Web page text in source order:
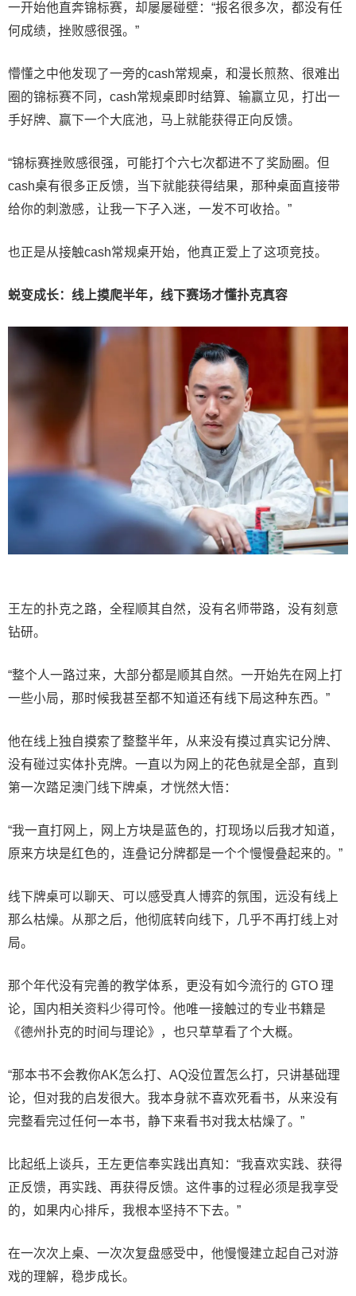
一开始他直奔锦标赛，却屡屡碰壁：“报名很多次，都没有任
何成绩，挫败感很强。”
懵懂之中他发现了一旁的cash常规桌，和漫长煎熬、很难出
圈的锦标赛不同，cash常规桌即时结算、输赢立见，打出一
手好牌、赢下一个大底池，马上就能获得正向反馈。
“锦标赛挫败感很强，可能打个六七次都进不了奖励圈。但
cash桌有很多正反馈，当下就能获得结果，那种桌面直接带
给你的刺激感，让我一下子入迷，一发不可收拾。”
也正是从接触cash常规桌开始，他真正爱上了这项竞技。
蜕变成长：线上摸爬半年，线下赛场才懂扑克真容
王左的扑克之路，全程顺其自然，没有名师带路，没有刻意
钻研。
“整个人一路过来，大部分都是顺其自然。一开始先在网上打
一些小局，那时候我甚至都不知道还有线下局这种东西。”
他在线上独自摸索了整整半年，从来没有摸过真实记分牌、
没有碰过实体扑克牌。一直以为网上的花色就是全部，直到
第一次踏足澳门线下牌桌，才恍然大悟：
“我一直打网上，网上方块是蓝色的，打现场以后我才知道，
原来方块是红色的，连叠记分牌都是一个个慢慢叠起来的。”
线下牌桌可以聊天、可以感受真人博弈的氛围，远没有线上
那么枯燥。从那之后，他彻底转向线下，几乎不再打线上对
局。
那个年代没有完善的教学体系，更没有如今流行的 GTO 理
论，国内相关资料少得可怜。他唯一接触过的专业书籍是
《德州扑克的时间与理论》，也只草草看了个大概。
“那本书不会教你AK怎么打、AQ没位置怎么打，只讲基础理
论，但对我的启发很大。我本身就不喜欢死看书，从来没有
完整看完过任何一本书，静下来看书对我太枯燥了。”
比起纸上谈兵，王左更信奉实践出真知：“我喜欢实践、获得
正反馈，再实践、再获得反馈。这件事的过程必须是我享受
的，如果内心排斥，我根本坚持不下去。”
在一次次上桌、一次次复盘感受中，他慢慢建立起自己对游
戏的理解，稳步成长。